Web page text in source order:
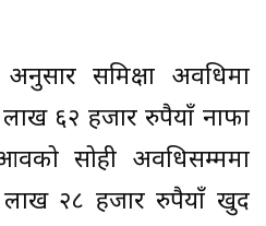
समिक्षा अवधिमा
६२ हजार रुपैयाँ नाफा
सोही अवधिसम्ममा
२८ हजार रुपैयाँ खुद